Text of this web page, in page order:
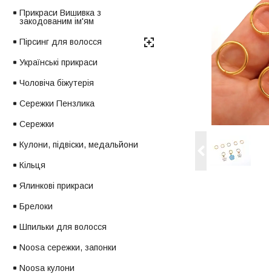
Прикраси Вишивка з
закодованим ім'ям
Пірсинг для волосся
Українські прикраси
Чоловіча біжутерія
Сережки Пензлика
Сережки
Кулони, підвіски, медальйони
Кільця
Ялинкові прикраси
Брелоки
Шпильки для волосся
Noosa сережки, запонки
Noosa кулони